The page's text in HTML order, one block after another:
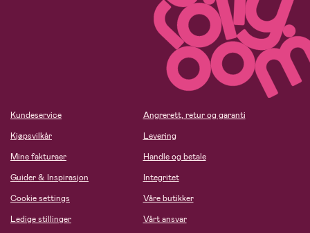
Kundeservice
Kjøpsvilkår
Mine fakturaer
Guider & Inspirasjon
Cookie settings
Ledige stillinger
Angrerett, retur og garanti
Levering
Handle og betale
Integritet
Våre butikker
Vårt ansvar